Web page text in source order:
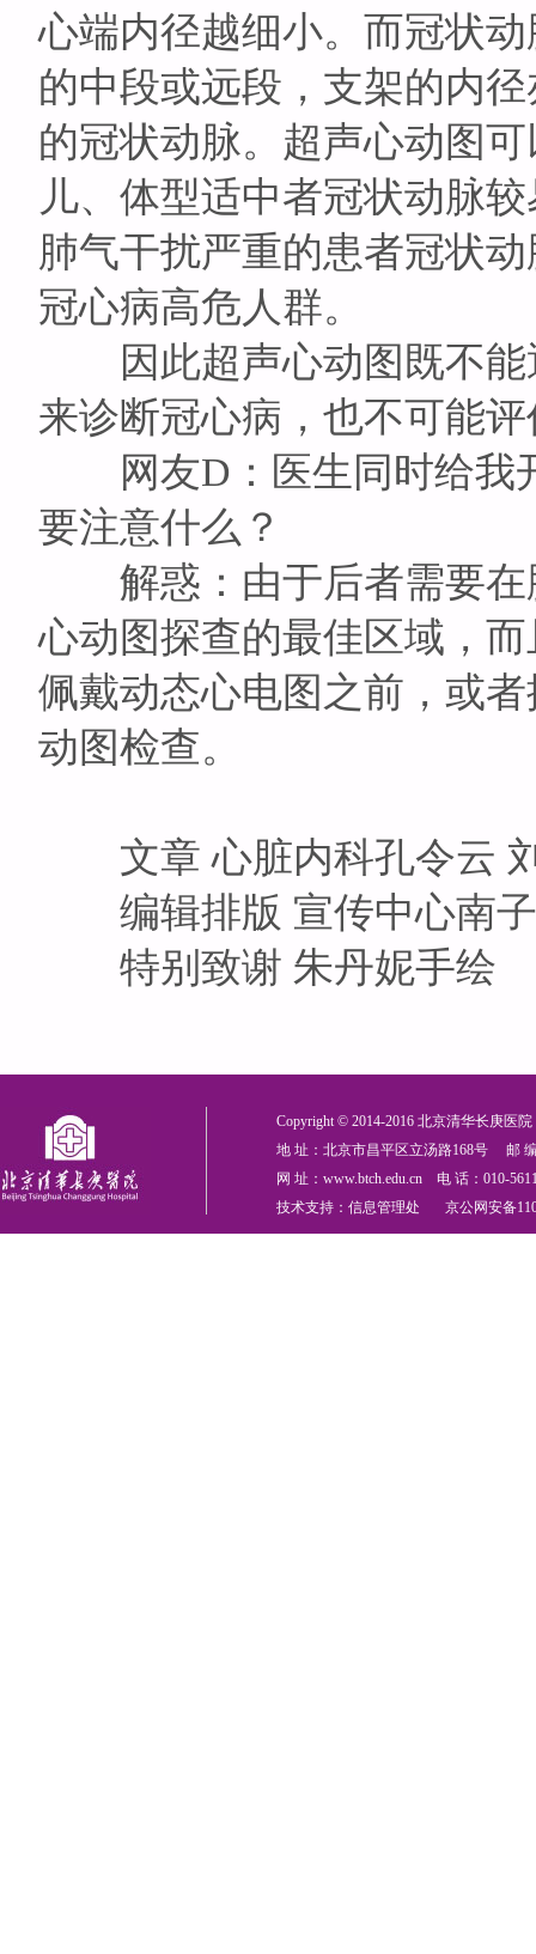
心端内径越细小。而冠状
的中段或远段，支架的内
的冠状动脉。超声心动图
儿、体型适中者冠状动脉
肺气干扰严重的患者冠状
冠心病高危人群。
因此超声心动图既不能
来诊断冠心病，也不可能
网友D：医生同时给我
要注意什么？
解惑：由于后者需要在
心动图探查的最佳区域，
佩戴动态心电图之前，或
动图检查。
文章 心脏内科孔令云
编辑排版 宣传中心南
特别致谢 朱丹妮手绘
Copyright © 2014-2016 北京清华长庚医
地 址：北京市昌平区立汤路168号 邮
网 址：www.btch.edu.cn 电 话：010-
技术支持：信息管理处 京公网安备